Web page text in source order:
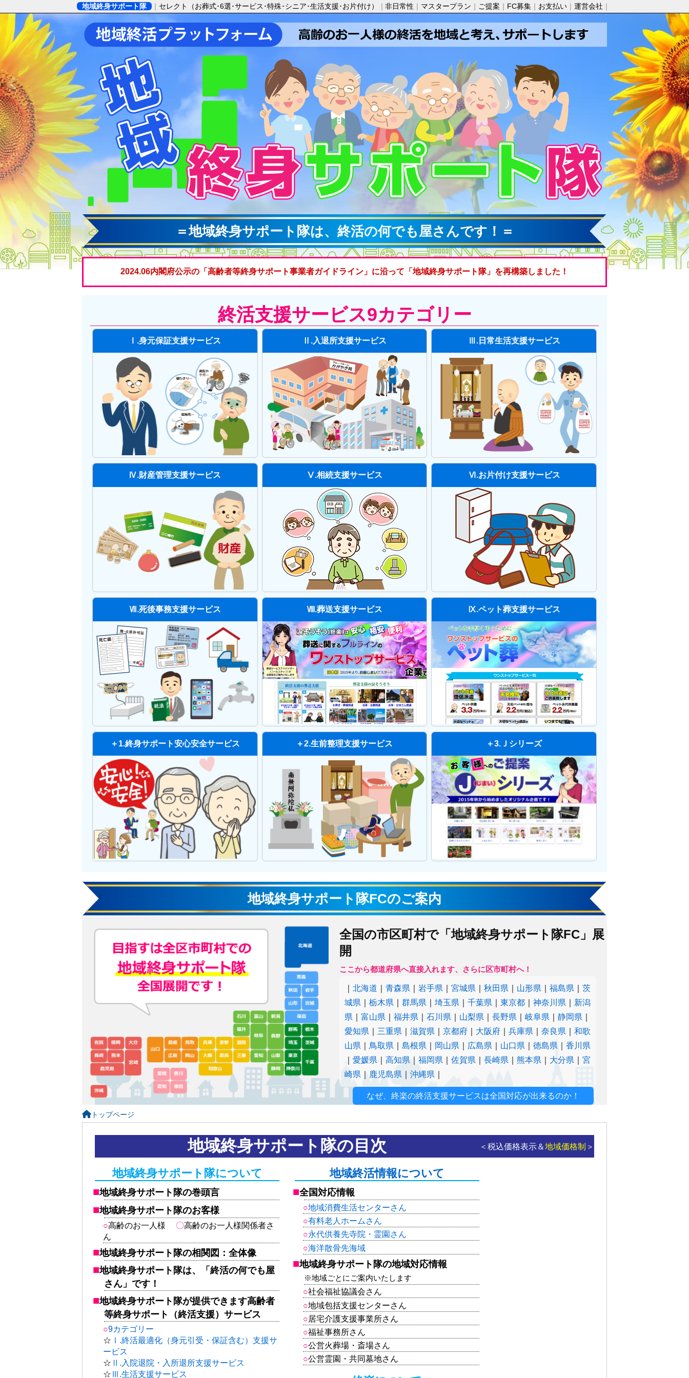
地域終身サポート隊 セレクト（お葬式･6選･サービス･特殊･シニア･生活支援･お片付け） 非日常性 マスタープラン ご提案 FC募集 お支払い 運営会社
＝地域終身サポート隊は、終活の何でも屋さんです！＝
2024.06内閣府公示の「高齢者等終身サポート事業者ガイドライン」に沿って「地域終身サポート隊」を再構築しました！
終活支援サービス9カテゴリー
Ⅰ.身元保証支援サービス Ⅱ.入退所支援サービス Ⅲ.日常生活支援サービス
Ⅳ.財産管理支援サービス Ⅴ.相続支援サービス Ⅵ.お片付け支援サービス
Ⅶ.死後事務支援サービス Ⅷ.葬送支援サービス Ⅸ.ペット葬支援サービス
＋1.終身サポート安心安全サービス ＋2.生前整理支援サービス ＋3.Ｊシリーズ
地域終身サポート隊FCのご案内
全国の市区町村で「地域終身サポート隊FC」展
開
ここから都道府県へ直接入れます、さらに区市町村へ！
｜北海道 ｜青森県 ｜岩手県 ｜宮城県 ｜秋田県 山形県 ｜福島県 ｜茨
城県 ｜栃木県 ｜群馬県 ｜埼玉県 ｜千葉県 ｜東京都 ｜神奈川県
新潟
県 ｜富山県 ｜福井県 ｜石川県 山梨県 ｜長野県 ｜岐阜県 ｜静岡県
愛知県
三重県 ｜滋賀県 ｜京都府 大阪府 ｜兵庫県 ｜奈良県 ｜和歌
山県
鳥取県 ｜島根県 岡山県 広島県 山口県 ｜徳島県 ｜香川県
｜愛媛県 ｜高知県 ｜福岡県 ｜佐賀県 ｜長崎県 ｜熊本県 大分県 ｜宮
崎県
鹿児島県 ｜沖縄県
なぜ、終楽の終活支援サービスは全国対応が出来るのか！
トップページ
地域終身サポート隊の目次 ＜税込価格表示＆地域価格制 ＞
地域終身サポート隊について
地域終身サポート隊の巻頭言
地域終身サポート隊のお客様
高齢のお一人様 〇高齢のお一人様関係者さ
ん
地域終身サポート隊の相関図：全体像
地域終身サポート隊は、「終活の何でも屋
さん」です！
地域終身サポート隊が提供できます高齢者
等終身サポート（終活支援）サービス
9カテゴリー
☆ Ⅰ.終活最適化（身元引受・保証含む）支援サ
ービス
☆ Ⅱ.入院退院・入所退所支援サービス
☆ Ⅲ.生活支援サービス
地域終活情報について
全国対応情報
地域消費生活センターさん
有料老人ホームさん
永代供養先寺院・霊園さん
海洋散骨先海域
地域終身サポート隊の地域対応情報
※地域ごとにご案内いたします
社会福祉協議会さん
地域包括支援センターさん
居宅介護支援事業所さん
福祉事務所さん
公営火葬場・斎場さん
公営霊園・共同墓地さん